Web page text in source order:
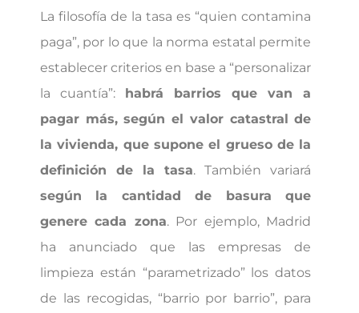
La filosofía de la tasa es “quien contamina
paga”, por lo que la norma estatal permite
establecer criterios en base a “personalizar
la cuantía”:
habrá barrios que van a
pagar más, según el valor catastral de
la vivienda, que supone el grueso de la
definición de la tasa. También variará
según la cantidad de basura que
genere cada zona. Por ejemplo, Madrid
ha anunciado que las empresas de
limpieza están “parametrizado” los datos
de las recogidas, “barrio por barrio”, para